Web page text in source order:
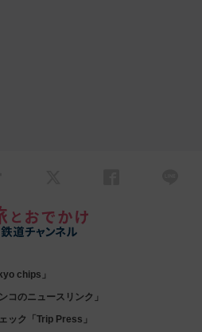
chips」
コのニュースリンク」
ック「Trip Press」